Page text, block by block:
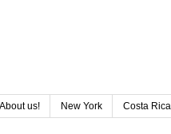
About us! New York Costa Rica